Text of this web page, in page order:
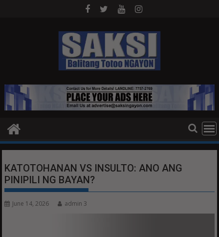
KATOTOHANAN VS INSULTO: ANO ANG
PINIPILI NG BAYAN?
June 14, 2026 admin 3